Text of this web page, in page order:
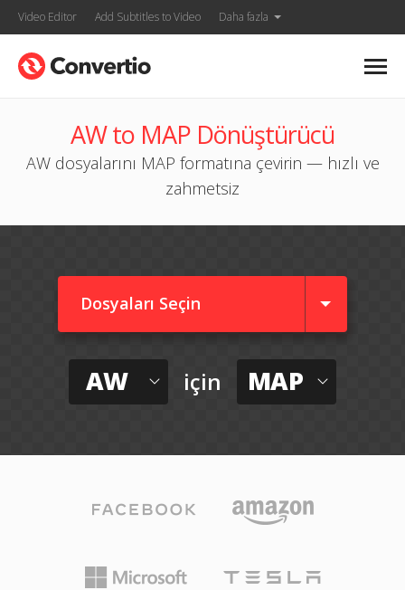
Video Editor Add Subtitles to Video Daha fazla
AW to MAP Dönüştürücü
AW dosyalarını MAP formatına çevirin — hızlı ve
zahmetsiz
Dosyaları Seçin
AW için MAP